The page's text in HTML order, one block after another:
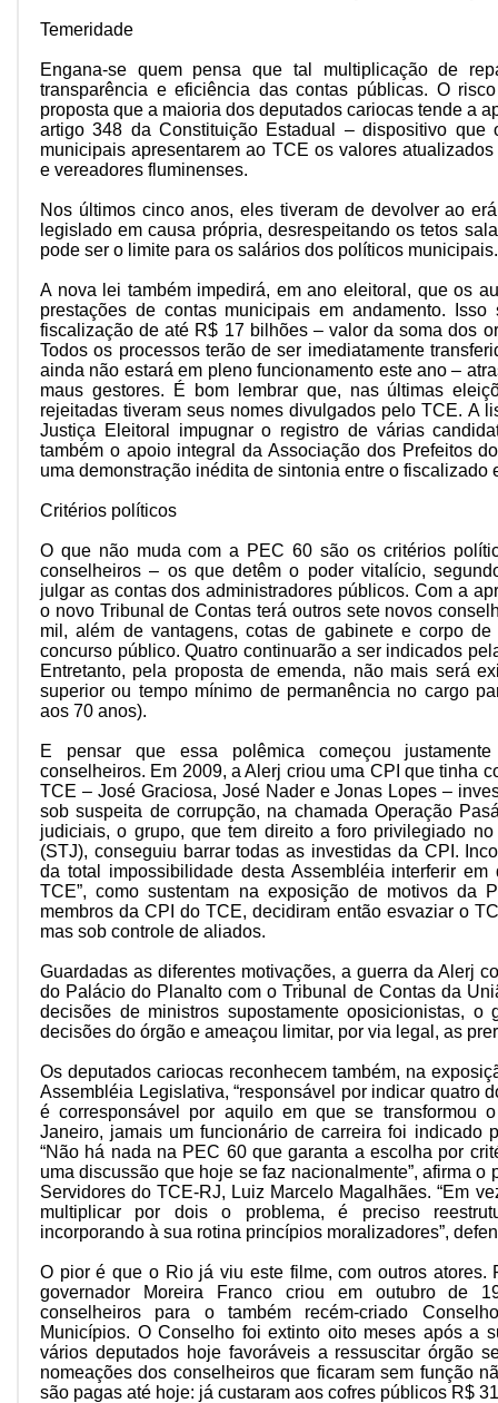
Temeridade
Engana-se quem pensa que tal multiplicação de
transparência e eficiência das contas públicas. O
proposta que a maioria dos deputados cariocas tende a
artigo 348 da Constituição Estadual – dispositivo que
municipais apresentarem ao TCE os valores
e vereadores fluminenses.
Nos últimos cinco anos, eles tiveram de devolver ao
legislado em causa própria, desrespeitando os tetos
pode ser o limite para os salários dos políticos municipais.
A nova lei também impedirá, em ano eleitoral, que os
prestações de contas municipais em andamento.
fiscalização de até R$ 17 bilhões – valor da soma dos
Todos os processos terão de ser imediatamente
ainda não estará em pleno funcionamento este ano –
maus gestores. É bom lembrar que, nas últimas
rejeitadas tiveram seus nomes divulgados pelo TCE. A
Justiça Eleitoral impugnar o registro de várias
também o apoio integral da Associação dos Prefeitos
uma demonstração inédita de sintonia entre o fiscalizado
Critérios políticos
O que não muda com a PEC 60 são os critérios
conselheiros – os que detêm o poder vitalício,
julgar as contas dos administradores públicos. Com a
o novo Tribunal de Contas terá outros sete novos
mil, além de vantagens, cotas de gabinete e corpo de
concurso público. Quatro continuarão a ser indicados
Entretanto, pela proposta de emenda, não mais será
superior ou tempo mínimo de permanência no cargo
aos 70 anos).
E pensar que essa polêmica começou
conselheiros. Em 2009, a Alerj criou uma CPI que tinha
TCE – José Graciosa, José Nader e Jonas Lopes –
sob suspeita de corrupção, na chamada Operação
judiciais, o grupo, que tem direito a foro privilegiado
(STJ), conseguiu barrar todas as investidas da CPI.
da total impossibilidade desta Assembléia interferir
TCE”, como sustentam na exposição de motivos da
membros da CPI do TCE, decidiram então esvaziar o
mas sob controle de aliados.
Guardadas as diferentes motivações, a guerra da Alerj
do Palácio do Planalto com o Tribunal de Contas da
decisões de ministros supostamente oposicionistas, o
decisões do órgão e ameaçou limitar, por via legal, as
Os deputados cariocas reconhecem também, na
Assembléia Legislativa, “responsável por indicar quatro
é corresponsável por aquilo em que se transformou
Janeiro, jamais um funcionário de carreira foi indicado
“Não há nada na PEC 60 que garanta a escolha por
uma discussão que hoje se faz nacionalmente”, afirma o
Servidores do TCE-RJ, Luiz Marcelo Magalhães. “Em
multiplicar por dois o problema, é preciso
incorporando à sua rotina princípios moralizadores”,
O pior é que o Rio já viu este filme, com outros atores.
governador Moreira Franco criou em outubro de
conselheiros para o também recém-criado
Municípios. O Conselho foi extinto oito meses após a
vários deputados hoje favoráveis a ressuscitar órgão
nomeações dos conselheiros que ficaram sem função
são pagas até hoje: já custaram aos cofres públicos R$